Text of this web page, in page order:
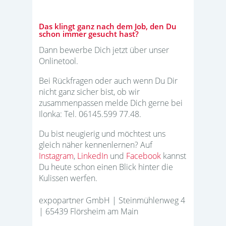
Das klingt ganz nach dem Job, den Du
schon immer gesucht hast?
Dann bewerbe Dich jetzt über unser
Onlinetool.
Bei Rückfragen oder auch wenn Du Dir
nicht ganz sicher bist, ob wir
zusammenpassen melde Dich gerne bei
Ilonka: Tel. 06145.599 77.48.
Du bist neugierig und möchtest uns
gleich näher kennenlernen? Auf
Instagram, LinkedIn und Facebook kannst
Du heute schon einen Blick hinter die
Kulissen werfen.
expopartner GmbH | Steinmühlenweg 4
| 65439 Flörsheim am Main